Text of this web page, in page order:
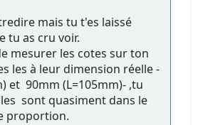
mais tu t'es laissé
tu as cru voir.
mesurer les cotes sur ton
les à leur dimension réelle -
et 90mm (L=105mm)- ,tu
sont quasiment dans le
proportion.